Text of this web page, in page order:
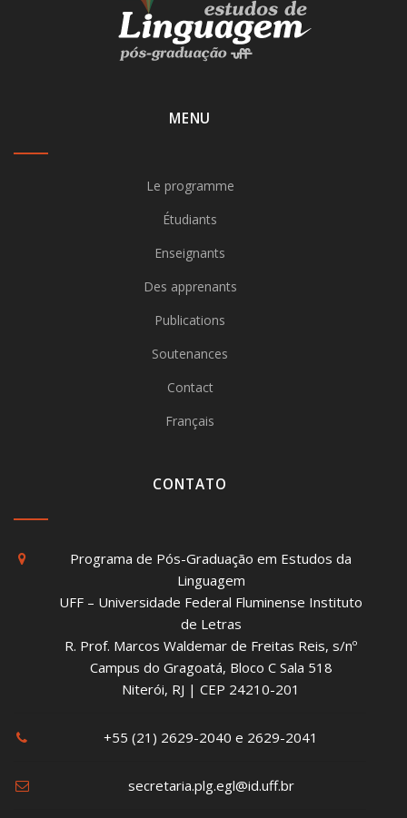
MENU
Le programme
Étudiants
Enseignants
Des apprenants
Publications
Soutenances
Contact
Français
CONTATO
Programa de Pós-Graduação em Estudos da
Linguagem
UFF – Universidade Federal Fluminense Instituto
de Letras
R. Prof. Marcos Waldemar de Freitas Reis, s/nº
Campus do Gragoatá, Bloco C Sala 518
Niterói, RJ | CEP 24210-201
+55 (21) 2629-2040 e 2629-2041
secretaria.plg.egl@id.uff.br